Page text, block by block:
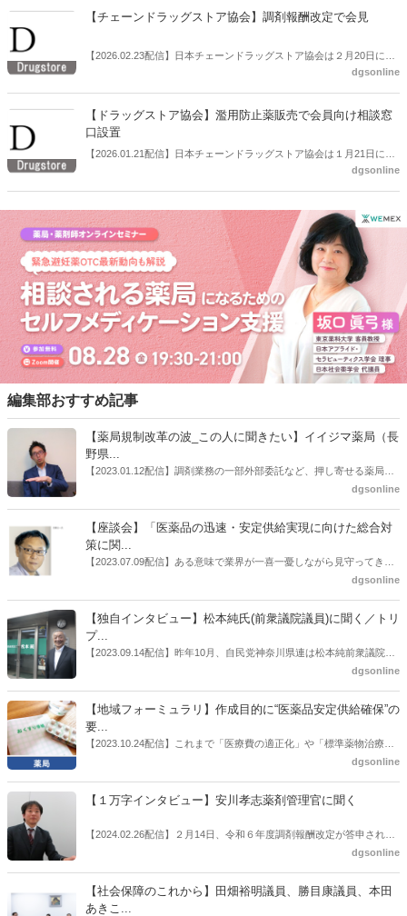
【チェーンドラッグストア協会】調剤報酬改定で会見
【2026.02.23配信】日本チェーンドラッグストア協会は２月20日に会
見を開き、「令和８年度調剤報酬改定に対する見解」を公表、説明し
dgsonline
【ドラッグストア協会】濫用防止薬販売で会員向け相談窓
口設置
【2026.01.21配信】日本チェーンドラッグストア協会は１月21日に定
dgsonline
編集部おすすめ記事
【薬局規制改革の波_この人に聞きたい】イイジマ薬局（長
野県...
【2023.01.12配信】調剤業務の一部外部委託など、押し寄せる薬局業
界への規制改革の波。この規制改革の波を薬局業界はどう受け止めた
はないだろうか。本紙ではこうした問題について、厚労省「薬局薬剤
師の業務及び薬局の機能に関するワーキンググループ」に参考人とし
ても出席していたイイジマ薬局（長野県上田市）開設者である飯島裕
dgsonline
【座談会】「医薬品の迅速・安定供給実現に向けた総合対
策に関...
【2023.07.09配信】ある意味で業界が一喜一憂しながら見守ってきた
厚労省「医薬品の迅速・安定供給実現に向けた総合対策に関する有識
書がとりまとめられた。ドラビズon-lineでは検討会を総括する目的で
厚労省医政局医薬産業振興・医療情報企画課長（医薬産業振興・医療
情報企画課セルフケア・セルフメディケーション推進室長併任）安藤
公一氏や青山学院大学名誉教授の三村優美子氏、 日本保険薬局協会医
dgsonline
【独自インタビュー】松本純氏(前衆議院議員)に聞く／トリ
プ...
【2023.09.14配信】昨年10月、自民党神奈川県連は松本純前衆議院議
員を「自民党神奈川1区」（横浜市中区・磯子区・金沢区）の支部長
候補の前提となるもの。薬剤師に関わる政策に広く・深く関わってき
た同氏の復活に向けた薬剤師業界の期待には熱いものがある。不透明
感の払拭できない医療・介護・障害者サービスのトリプル改定等へ
の、薬剤師業界の強い危機感の裏返しといってもいいだろう。本稿で
dgsonline
【地域フォーミュラリ】作成目的に“医薬品安定供給確保”の
要...
【2023.10.24配信】これまで「医療費の適正化」や「標準薬物治療の
推進」などが目的とされることが多かった地域フォーミュラリの作
た。医薬品の安定供給確保だ。10月22日に開かれた「日本フォーミュ
飯田市）は、会員薬局から安定供給確保への強い要望があったことを
受け、安定供給確保が見込めるPPI３成分について銘柄を含めて選定
dgsonline
【１万字インタビュー】安川孝志薬剤管理官に聞く
【2024.02.26配信】２月14日、令和６年度調剤報酬改定が答申され
た。本紙では、厚生労働省保険局医療課・薬剤管理官の安川孝志氏
dgsonline
【社会保障のこれから】田畑裕明議員、勝目康議員、本田
あきこ...